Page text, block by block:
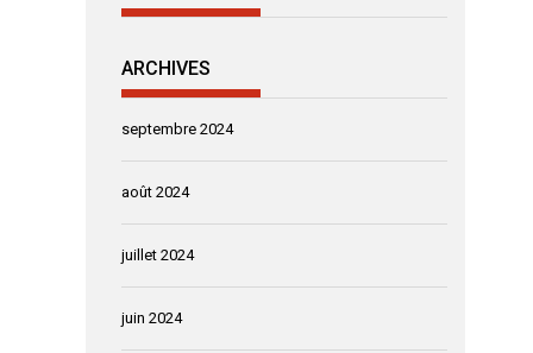
ARCHIVES
septembre 2024
août 2024
juillet 2024
juin 2024